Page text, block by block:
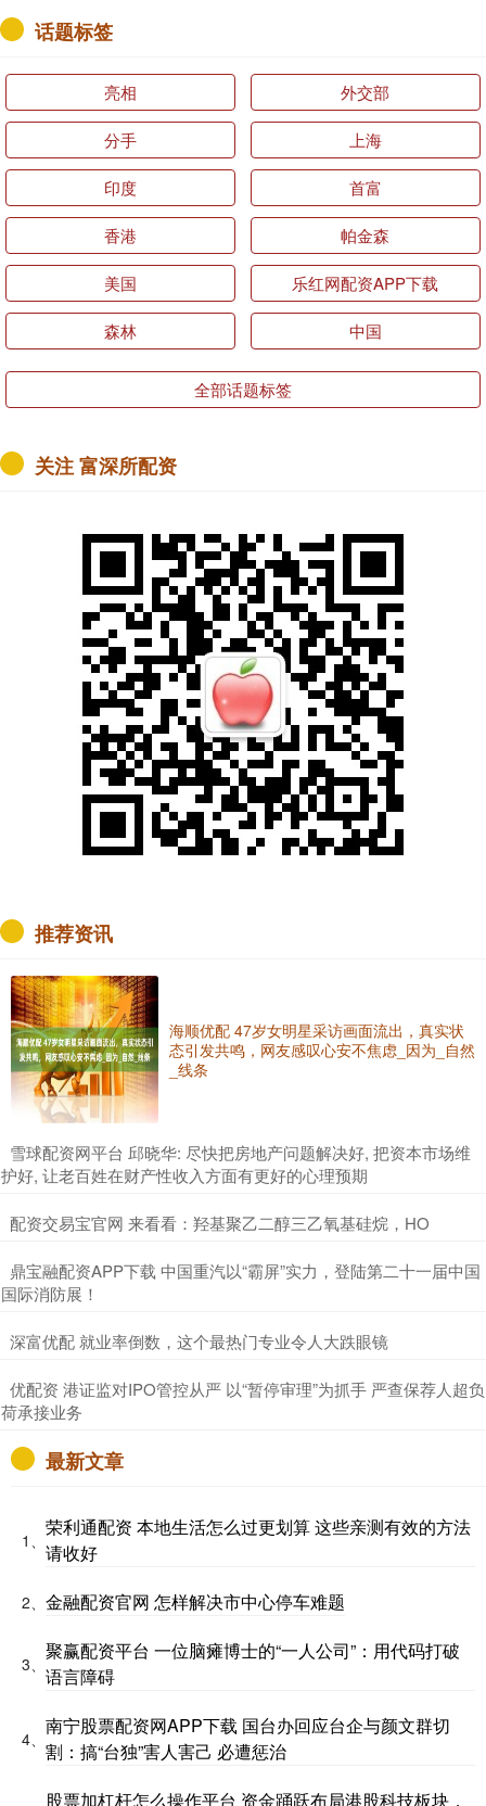
话题标签
亮相 外交部
分手 上海
印度 首富
香港 帕金森
美国 乐红网配资APP下载
森林 中国
全部话题标签
关注 富深所配资
推荐资讯
海顺优配 47岁女明星采访画面流出，真实状
态引发共鸣，网友感叹心安不焦虑_因为_自然
_线条
​雪球配资网平台 邱晓华: 尽快把房地产问题解决好, 把资本市场维
护好, 让老百姓在财产性收入方面有更好的心理预期
​配资交易宝官网 来看看：羟基聚乙二醇三乙氧基硅烷，HO
​鼎宝融配资APP下载 中国重汽以“霸屏”实力，登陆第二十一届中国
国际消防展！
​深富优配 就业率倒数，这个最热门专业令人大跌眼镜
​优配资 港证监对IPO管控从严 以“暂停审理”为抓手 严查保荐人超负
荷承接业务
最新文章
1、
荣利通配资 本地生活怎么过更划算 这些亲测有效的方法
请收好
2、 金融配资官网 怎样解决市中心停车难题
3、
聚赢配资平台 一位脑瘫博士的“一人公司”：用代码打破
语言障碍
4、
南宁股票配资网APP下载 国台办回应台企与颜文群切
割：搞“台独”害人害己 必遭惩治
股票加杠杆怎么操作平台 资金踊跃布局港股科技板块，